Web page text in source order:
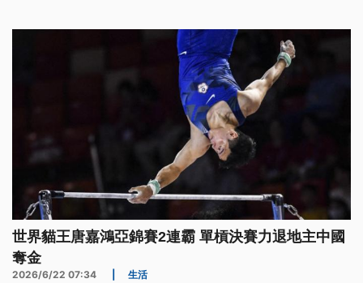
世界貓王唐嘉鴻亞錦賽2連霸 單槓決賽力退地主中國
奪金
2026/6/22 07:34 生活